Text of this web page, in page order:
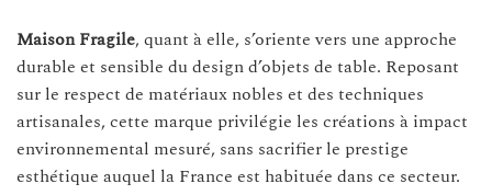
Maison Fragile, quant à elle, s’oriente vers une approche
durable et sensible du design d’objets de table. Reposant
sur le respect de matériaux nobles et des techniques
artisanales, cette marque privilégie les créations à impact
environnemental mesuré, sans sacrifier le prestige
esthétique auquel la France est habituée dans ce secteur.